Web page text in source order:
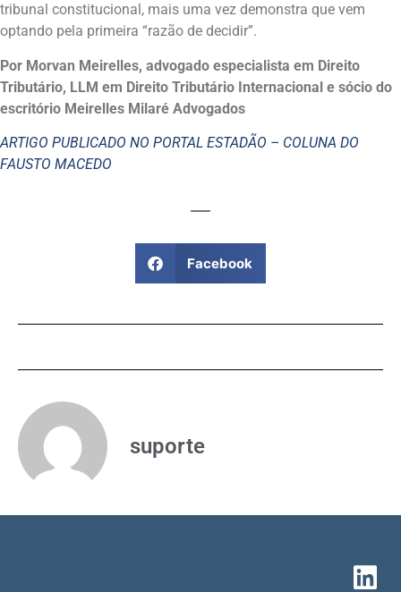
tribunal constitucional, mais uma vez demonstra que vem
optando pela primeira “razão de decidir”.
Por Morvan Meirelles, advogado especialista em Direito
Tributário, LLM em Direito Tributário Internacional e sócio do
escritório Meirelles Milaré Advogados
ARTIGO PUBLICADO NO PORTAL ESTADÃO – COLUNA DO
FAUSTO MACEDO
Facebook
suporte